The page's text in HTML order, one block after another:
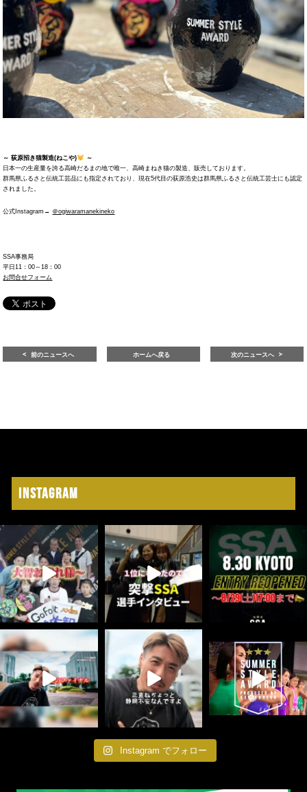
～ 荻原招き猫製造(ねこや)
～
日本一の生産量を誇る高崎だるまの地で唯一、高崎まねき猫の製造、販売しております。
群馬県ふるさと伝統工芸品にも指定されており、現在5代目の荻原浩史は群馬県ふるさと伝統工芸士にも認定
されました。
公式Instagram→ ＠ogiwaramanekineko
SSA事務局
平日11：00～18：00
お問合せフォーム
前のニュースへ ホームへ戻る 次のニュースへ
Instagram
Instagram でフォロー